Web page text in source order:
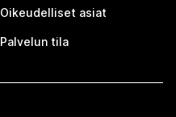
Oikeudelliset asiat
Palvelun tila